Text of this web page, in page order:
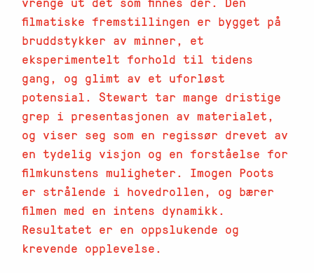
filmatiske fremstillingen er bygget på
bruddstykker av minner, et
eksperimentelt forhold til tidens
gang, og glimt av et uforløst
potensial. Stewart tar mange dristige
grep i presentasjonen av materialet,
og viser seg som en regissør drevet av
en tydelig visjon og en forståelse for
filmkunstens muligheter. Imogen Poots
er strålende i hovedrollen, og bærer
filmen med en intens dynamikk.
Resultatet er en oppslukende og
krevende opplevelse.